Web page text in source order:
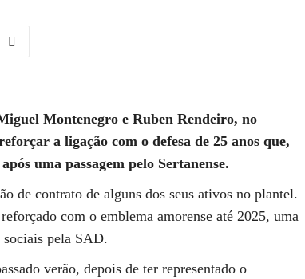
Montenegro e Ruben Rendeiro, no
a ligação com o defesa de 25 anos que,
uma passagem pelo Sertanense.
de contrato de alguns dos seus ativos no plantel.
com o emblema amorense até 2025, uma
sociais pela SAD.
verão, depois de ter representado o